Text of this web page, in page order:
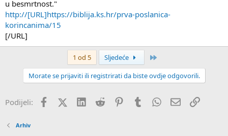
u besmrtnost."
http://[URL]https://biblija.ks.hr/prva-poslanica-
korincanima/15
[/URL]
1 od 5 Sljedeće
Morate se prijaviti ili registrirati da biste ovdje odgovorili.
Podijeli: FacebookX (Twitter)
LinkedIn
Reddit PinterestTumblrWhatsApp
EmailVeza
Arhiv